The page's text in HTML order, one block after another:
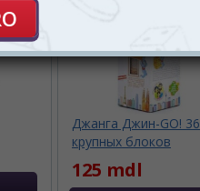
Джанга Джин-GO! 36
крупных блоков
125 mdl